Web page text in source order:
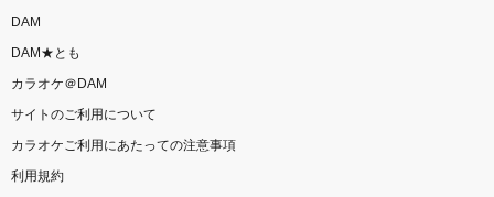
DAM
DAM★とも
カラオケ＠DAM
サイトのご利用について
カラオケご利用にあたっての注意事項
利用規約